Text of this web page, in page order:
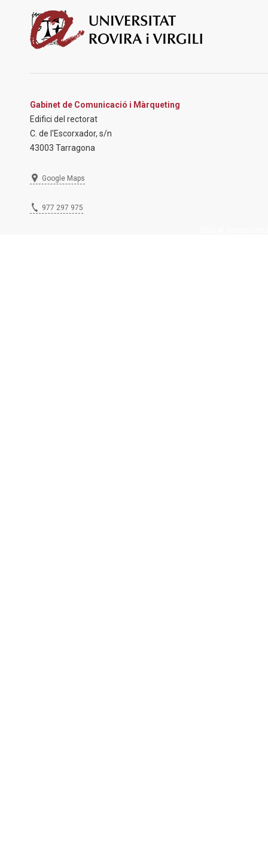
Gabinet de Comunicació i Màrqueting
Edifici del rectorat
C. de l'Escorxador, s/n
43003 Tarragona
Google Maps
977 297 975